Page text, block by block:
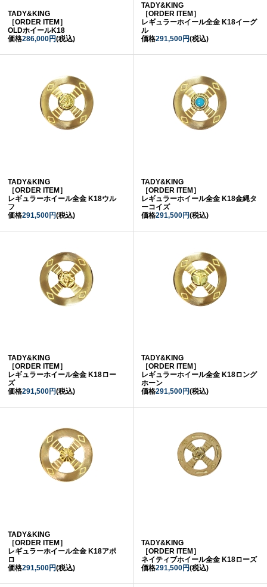
TADY&KING
［ORDER ITEM］
OLDホイールK18
価格286,000円(税込)
TADY&KING
［ORDER ITEM］
レギュラーホイール全金 K18イーグ
ル
価格291,500円(税込)
TADY&KING
［ORDER ITEM］
レギュラーホイール全金 K18ウル
フ
価格291,500円(税込)
TADY&KING
［ORDER ITEM］
レギュラーホイール全金 K18金縄タ
ーコイズ
価格291,500円(税込)
TADY&KING
［ORDER ITEM］
レギュラーホイール全金 K18ロー
ズ
価格291,500円(税込)
TADY&KING
［ORDER ITEM］
レギュラーホイール全金 K18ロング
ホーン
価格291,500円(税込)
TADY&KING
［ORDER ITEM］
レギュラーホイール全金 K18アポ
ロ
価格291,500円(税込)
TADY&KING
［ORDER ITEM］
ネイティブホイール全金 K18ローズ
価格291,500円(税込)